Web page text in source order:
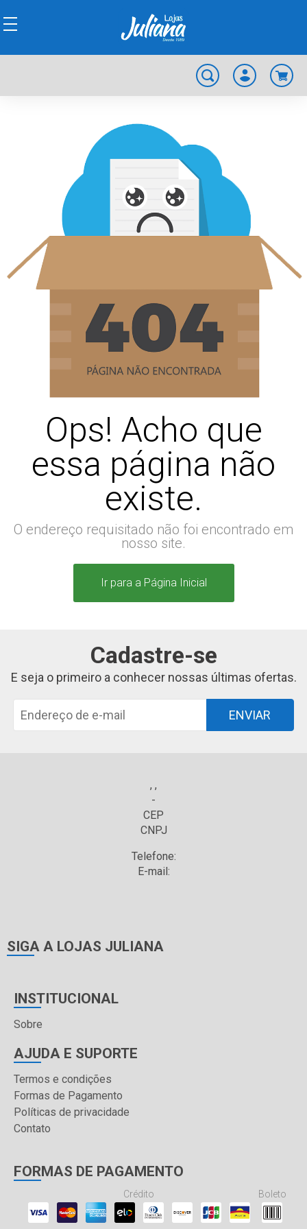
Ops! Acho que
essa página não
existe.
O endereço requisitado não foi encontrado em
nosso site.
Ir para a Página Inicial
Cadastre-se
E seja o primeiro a conhecer nossas últimas ofertas.
ENVIAR
, ,
-
CEP
CNPJ
Telefone:
E-mail:
SIGA A LOJAS JULIANA
INSTITUCIONAL
Sobre
AJUDA E SUPORTE
Termos e condições
Formas de Pagamento
Políticas de privacidade
Contato
FORMAS DE PAGAMENTO
Crédito Boleto